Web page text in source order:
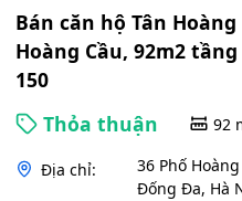
Bán căn hộ Tân
Hoàng Cầu, 92m2
150
Thỏa thuận
92
Địa chỉ:
36 Phố
Đống Đa, Hà